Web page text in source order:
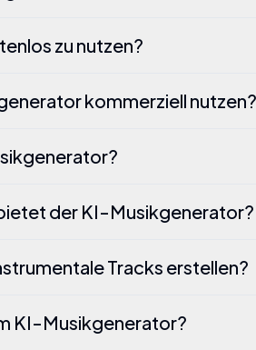
zu nutzen?
kommerziell nutzen?
der KI-Musikgenerator?
Tracks erstellen?
KI-Musikgenerator?